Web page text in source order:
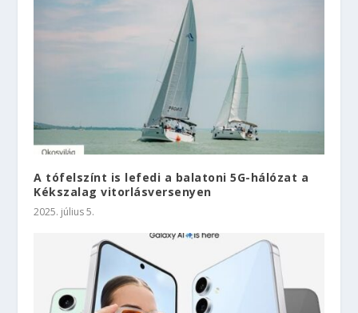
A tófelszínt is lefedi a balatoni 5G-hálózat a
Kékszalag vitorlásversenyen
2025. július 5.